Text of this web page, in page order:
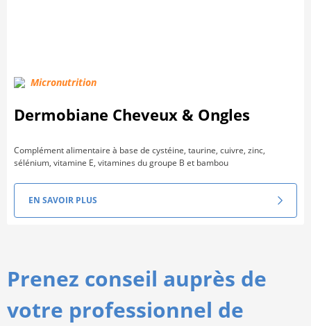
Micronutrition
Dermobiane Cheveux & Ongles
Complément alimentaire à base de cystéine, taurine, cuivre, zinc,
sélénium, vitamine E, vitamines du groupe B et bambou
EN SAVOIR PLUS
Prenez conseil auprès de
votre professionnel de